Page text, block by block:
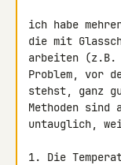
ich habe
die mit
arbeiten (z.B.
Problem, vor
stehst, ganz
Methoden sind
untauglich,
1. Die